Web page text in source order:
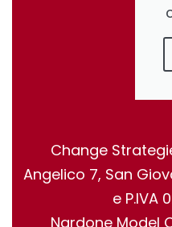
Change
Angelico 7, San
e P.IVA
Nardone Model